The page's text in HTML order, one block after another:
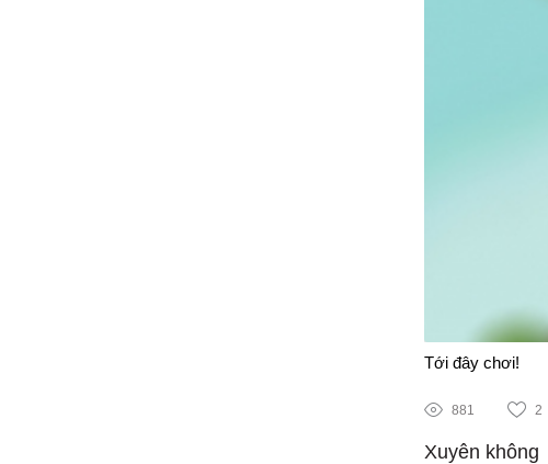
Tới đây chơi!
881 2
Xuyên không